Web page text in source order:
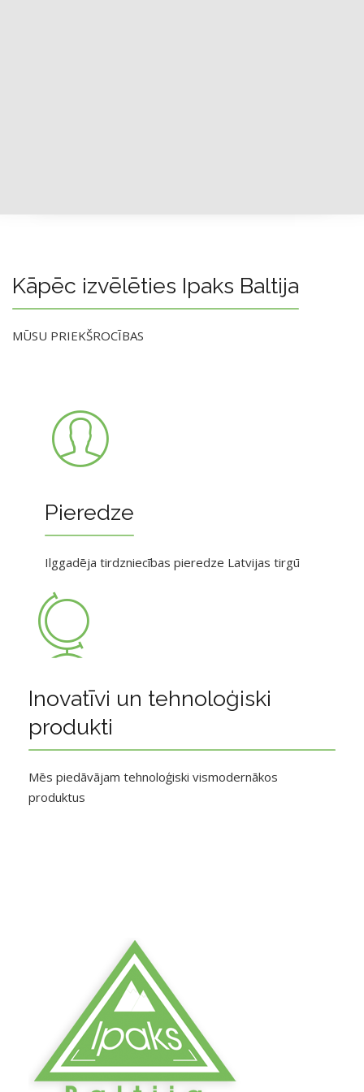
Kāpēc izvēlēties Ipaks Baltija
MŪSU PRIEKŠROCĪBAS
Pieredze
Ilggadēja tirdzniecības pieredze Latvijas tirgū
Inovatīvi un tehnoloģiski
produkti
Mēs piedāvājam tehnoloģiski vismodernākos
produktus